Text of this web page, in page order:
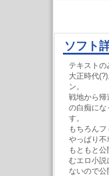
ソフト
テキストの
大正時代
ン。
戦地から帰
の白痴にな
す。
もちろんフ
やっぱり不
もともと
むエロ小説
ないので公